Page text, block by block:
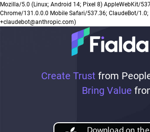
Create Trust from
Bring Value
Mozilla/5.0 (Linux; Android 14; Pixel 8) AppleWebKit/
Chrome/131.0.0.0 Mobile Safari/537.36; ClaudeBot/1.0;
+claudebot@anthropic.com)